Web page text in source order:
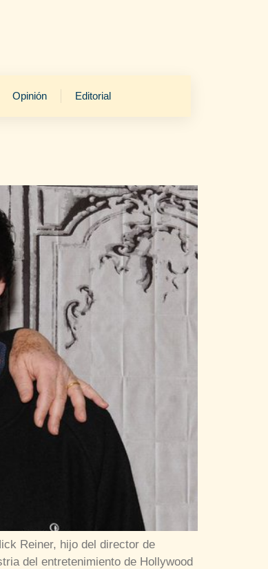
Opinión Editorial
Reiner, hijo del director de
del entretenimiento de Hollywood